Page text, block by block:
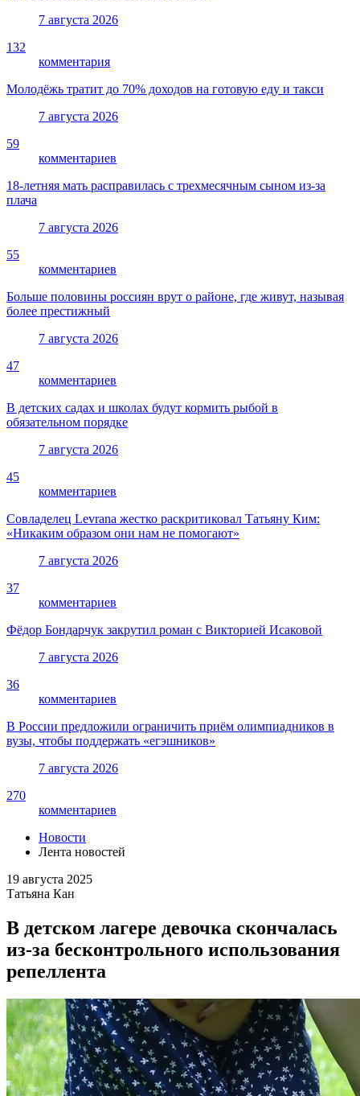
7 августа 2026
132
комментария
Молодёжь тратит до 70% доходов на готовую еду и такси
7 августа 2026
59
комментариев
18-летняя мать расправилась с трехмесячным сыном из-за
плача
7 августа 2026
55
комментариев
Больше половины россиян врут о районе, где живут, называя
более престижный
7 августа 2026
47
комментариев
В детских садах и школах будут кормить рыбой в
обязательном порядке
7 августа 2026
45
комментариев
Совладелец Levrana жестко раскритиковал Татьяну Ким:
«Никаким образом они нам не помогают»
7 августа 2026
37
комментариев
Фёдор Бондарчук закрутил роман с Викторией Исаковой
7 августа 2026
36
комментариев
В России предложили ограничить приём олимпиадников в
вузы, чтобы поддержать «егэшников»
7 августа 2026
270
комментариев
Новости
Лента новостей
19 августа 2025
Татьяна Кан
В детском лагере девочка скончалась
из-за бесконтрольного использования
репеллента